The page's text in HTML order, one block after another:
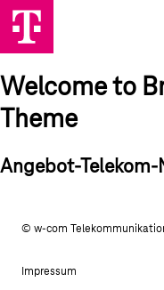
Welcome to
Theme
Angebot-Telekom-
© w-com
Impressum